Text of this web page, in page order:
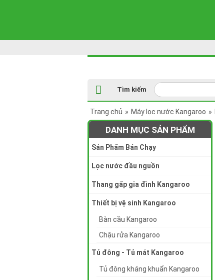
Tìm kiếm
Trang chủ » Máy lọc nước Kangaroo »
DANH MỤC SẢN PHẨM
Sản Phẩm Bán Chạy
Lọc nước đầu nguồn
Thang gấp gia đình Kangaroo
Thiết bị vệ sinh Kangaroo
Bàn cầu Kangaroo
Chậu rửa Kangaroo
Tủ đông - Tủ mát Kangaroo
Tủ đông kháng khuẩn Kangaroo